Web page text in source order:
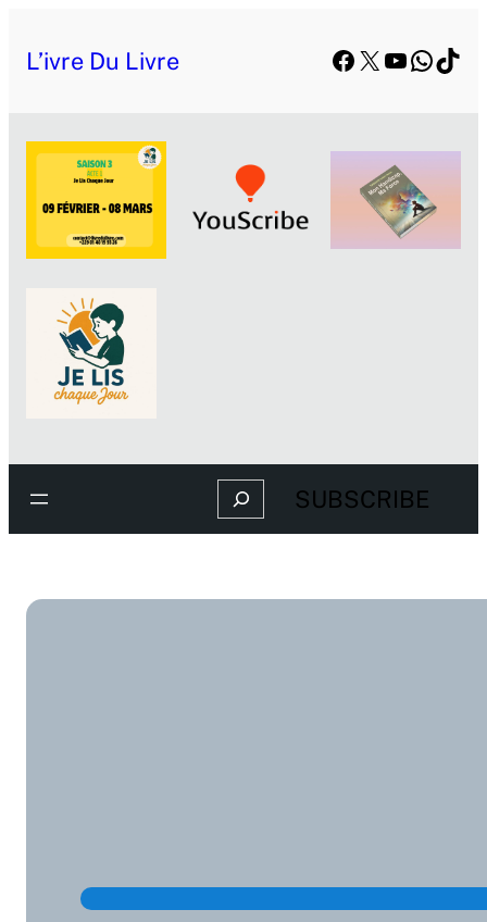
L’ivre Du Livre Facebook
X YouTube
Search SUBSCRIBE